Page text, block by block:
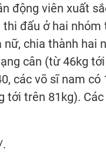
động viên xuất
đấu ở hai nhóm
chia thành hai
cân (từ 46kg
các võ sĩ nam
tới trên 81kg).